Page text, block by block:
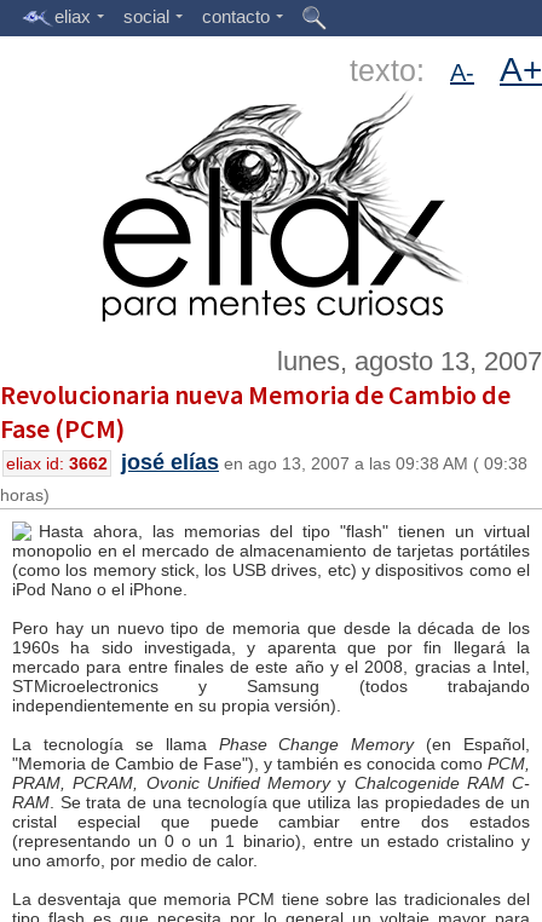
eliax social contacto
texto: A- A+
lunes, agosto 13, 2007
Revolucionaria nueva Memoria de Cambio de
Fase (PCM)
eliax id: 3662 josé elías en ago 13, 2007 a las 09:38 AM ( 09:38
horas)
Hasta ahora, las memorias del tipo "flash" tienen un virtual
monopolio en el mercado de almacenamiento de tarjetas portátiles
(como los memory stick, los USB drives, etc) y dispositivos como el
iPod Nano o el iPhone.
Pero hay un nuevo tipo de memoria que desde la década de los
1960s ha sido investigada, y aparenta que por fin llegará la
mercado para entre finales de este año y el 2008, gracias a Intel,
STMicroelectronics y Samsung (todos trabajando
independientemente en su propia versión).
La tecnología se llama Phase Change Memory(en Español,
"Memoria de Cambio de Fase"), y también es conocida como PCM,
PRAM, PCRAM, Ovonic Unified Memoryy Chalcogenide RAM C-
RAM . Se trata de una tecnología que utiliza las propiedades de un
cristal especial que puede cambiar entre dos estados
(representando un 0 o un 1 binario), entre un estado cristalino y
uno amorfo, por medio de calor.
La desventaja que memoria PCM tiene sobre las tradicionales del